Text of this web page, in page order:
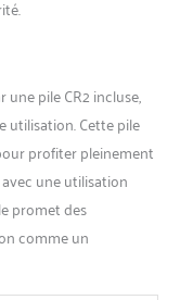
pile CR2 incluse,
utilisation. Cette pile
profiter pleinement
une utilisation
promet des
comme un